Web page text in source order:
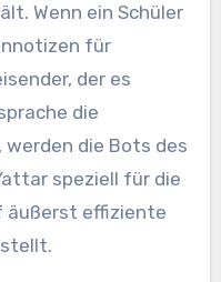
Wenn ein Schüler
für
der es
die
die Bots des
speziell für die
äußerst effiziente